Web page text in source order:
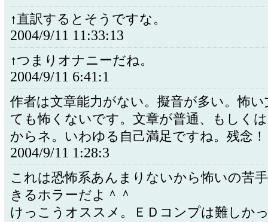
↑直訳するとそうですな。
2004/9/11 11:33:13
↑つまりオナニーだね。
2004/9/11 6:41:1
作者は文章能力がない。擬音が多い。怖
ても怖くないです。文章が普通、もしく
からネ。いわゆる自己満足ですね。残念！
2004/9/11 1:28:3
これは恐怖系あんまりないから怖いの苦
きるホラーだよ＾＾
けっこうオススメ。ＥＤコンプは難しか